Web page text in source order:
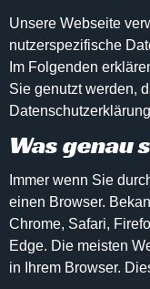
Unsere Webseite
nutzerspezifische
Im Folgenden
Sie genutzt werden,
Was genau
Immer wenn Sie
einen Browser.
Chrome, Safari,
Edge. Die meisten
in Ihrem Browser.